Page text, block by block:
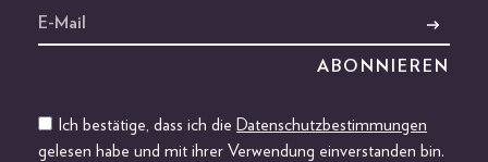
Ich bestätige, dass ich die Datenschutzbestimmungen
gelesen habe und mit ihrer Verwendung einverstanden bin.